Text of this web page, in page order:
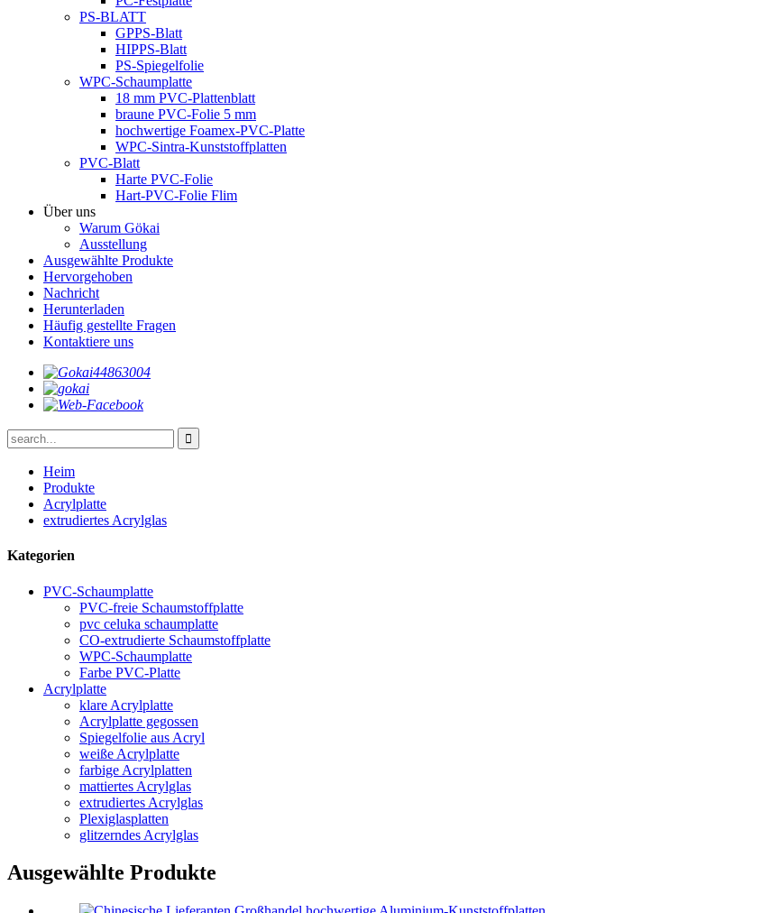
PS-BLATT
GPPS-Blatt
HIPPS-Blatt
PS-Spiegelfolie
WPC-Schaumplatte
18 mm PVC-Plattenblatt
braune PVC-Folie 5 mm
hochwertige Foamex-PVC-Platte
WPC-Sintra-Kunststoffplatten
PVC-Blatt
Harte PVC-Folie
Hart-PVC-Folie Flim
Über uns
Warum Gökai
Ausstellung
Ausgewählte Produkte
Hervorgehoben
Nachricht
Herunterladen
Häufig gestellte Fragen
Kontaktiere uns
Heim
Produkte
Acrylplatte
extrudiertes Acrylglas
Kategorien
PVC-Schaumplatte
PVC-freie Schaumstoffplatte
pvc celuka schaumplatte
CO-extrudierte Schaumstoffplatte
WPC-Schaumplatte
Farbe PVC-Platte
Acrylplatte
klare Acrylplatte
Acrylplatte gegossen
Spiegelfolie aus Acryl
weiße Acrylplatte
farbige Acrylplatten
mattiertes Acrylglas
extrudiertes Acrylglas
Plexiglasplatten
glitzerndes Acrylglas
Ausgewählte Produkte